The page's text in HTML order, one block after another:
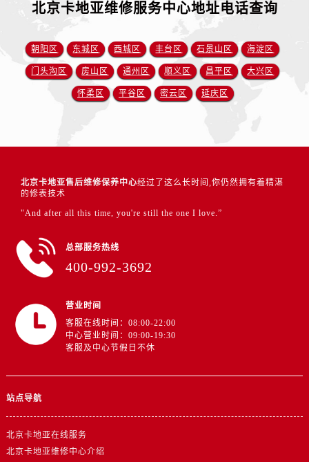
北京卡地亚维修服务中心地址电话查询
朝阳区 东城区 西城区 丰台区 石景山区 海淀区
门头沟区 房山区 通州区 顺义区 昌平区 大兴区
怀柔区 平谷区 密云区 延庆区
北京卡地亚售后维修保养中心经过了这么长时间,你仍然拥有着精湛
的修表技术
"And after all this time, you're still the one I love.”
总部服务热线
400-992-3692
营业时间
客服在线时间：08:00-22:00
中心营业时间：09:00-19:30
客服及中心节假日不休
站点导航
北京卡地亚在线服务
北京卡地亚维修中心介绍